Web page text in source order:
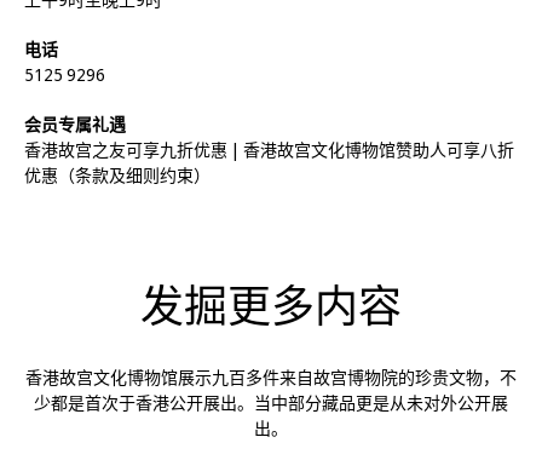
电话
5125 9296
会员专属礼遇
香港故宫之友可享九折优惠 | 香港故宫文化博物馆赞助人可享八折
优惠（条款及细则约束）
发掘更多内容
香港故宫文化博物馆展示九百多件来自故宫博物院的珍贵文物，不
少都是首次于香港公开展出。当中部分藏品更是从未对外公开展
出。